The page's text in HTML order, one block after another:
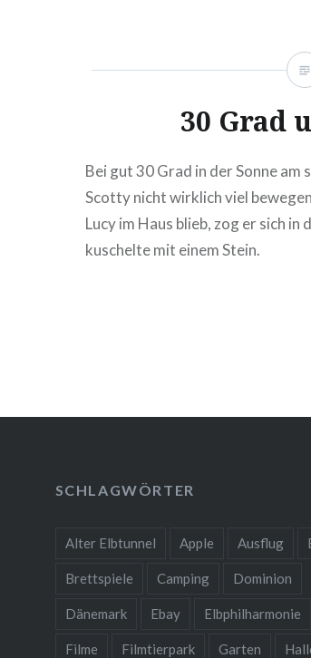
30 Grad
Bei gut 30 Grad in der Sonne
Scotty nicht wirklich viel
Lucy im Haus blieb, zog er sich in
kuschelte mit einem Stein.
SCHLAGWÖRTER
Alter Elbtunnel Apple Ausflug
Brettspiele Camping Dominion
Dänemark Ebay Elbphilharmonie
Filme Filmtierpark Garten